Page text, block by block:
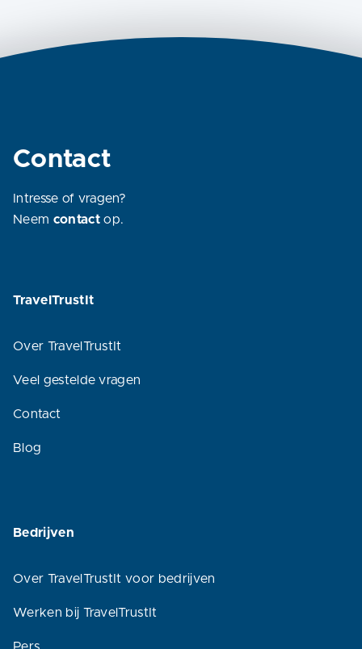
Contact
Intresse of vragen?
Neem contact op.
TravelTrustIt
Over TravelTrustIt
Veel gestelde vragen
Contact
Blog
Bedrijven
Over TravelTrustIt voor bedrijven
Werken bij TravelTrustIt